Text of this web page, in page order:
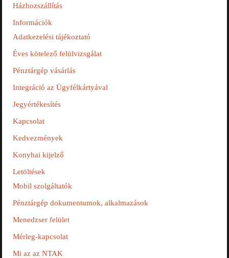
Házhozszállítás
Információk
Adatkezelési tájékoztató
Éves kötelező felülvizsgálat
Pénztárgép vásárlás
Integráció az Ügyfélkártyával
Jegyértékesítés
Kapcsolat
Kedvezmények
Konyhai kijelző
Letöltések
Mobil szolgáltatók
Pénztárgép dokumentumok, alkalmazások
Menedzser felület
Mérleg-kapcsolat
Mi az az NTAK